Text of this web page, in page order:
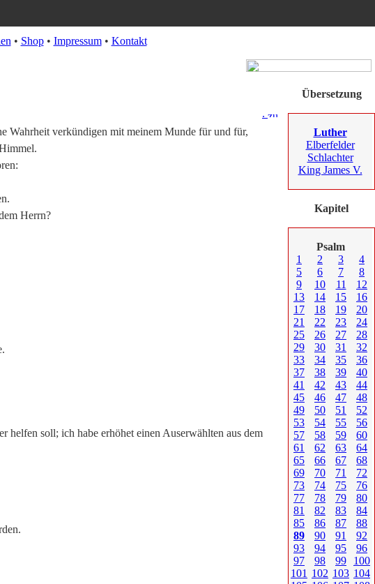
• Shop• Impressum• Kontakt
.
Wahrheit verkündigen mit meinem Munde für und für,
Herrn?
helfen soll; ich habe erhöhet einen Auserwählten aus dem
Übersetzung
Luther
Elberfelder
Schlachter
King James V.
Kapitel
Psalm
1
2 3
4
5
6 7
8
9
10 11
12
13
14 15
16
17
18 19
20
21
22 23
24
25
26 27
28
29
30 31
32
33
34 35
36
37
38 39
40
41
42 43
44
45
46 47
48
49
50 51
52
53
54 55
56
57
58 59
60
61
62 63
64
65
66 67
68
69
70 71
72
73
74 75
76
77
78 79
80
81
82 83
84
85
86 87
88
89
90 91
92
93
94 95
96
97
98 99
100
101 102 103 104